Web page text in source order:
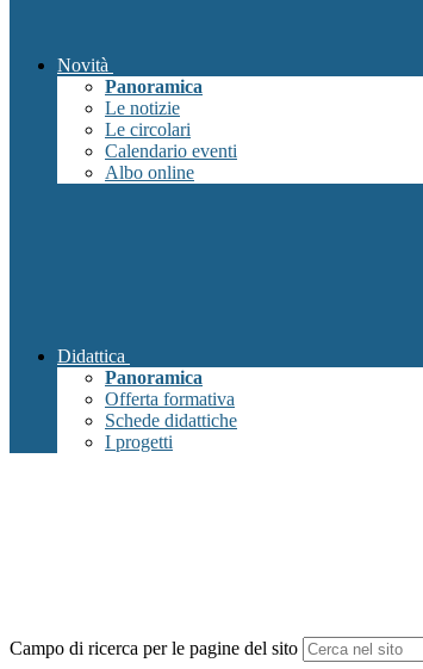
Novità
Panoramica
Le notizie
Le circolari
Calendario eventi
Albo online
Didattica
Panoramica
Offerta formativa
Schede didattiche
I progetti
Campo di ricerca per le pagine del sito